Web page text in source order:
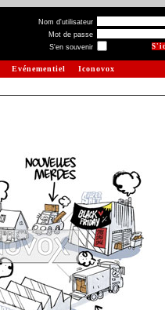
Nom d'utilisateur
Mot de passe
S'en souvenir
Evénementiel Iconovox